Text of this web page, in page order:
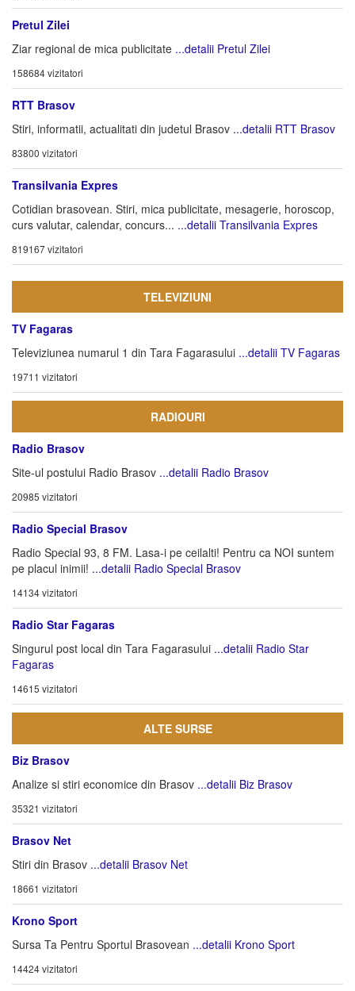
Pretul Zilei
Ziar regional de mica publicitate ...detalii Pretul Zilei
158684 vizitatori
RTT Brasov
Stiri, informatii, actualitati din judetul Brasov ...detalii RTT Brasov
83800 vizitatori
Transilvania Expres
Cotidian brasovean. Stiri, mica publicitate, mesagerie, horoscop,
curs valutar, calendar, concurs... ...detalii Transilvania Expres
819167 vizitatori
TELEVIZIUNI
TV Fagaras
Televiziunea numarul 1 din Tara Fagarasului ...detalii TV Fagaras
19711 vizitatori
RADIOURI
Radio Brasov
Site-ul postului Radio Brasov ...detalii Radio Brasov
20985 vizitatori
Radio Special Brasov
Radio Special 93, 8 FM. Lasa-i pe ceilalti! Pentru ca NOI suntem
pe placul inimii! ...detalii Radio Special Brasov
14134 vizitatori
Radio Star Fagaras
Singurul post local din Tara Fagarasului ...detalii Radio Star
Fagaras
14615 vizitatori
ALTE SURSE
Biz Brasov
Analize si stiri economice din Brasov ...detalii Biz Brasov
35321 vizitatori
Brasov Net
Stiri din Brasov ...detalii Brasov Net
18661 vizitatori
Krono Sport
Sursa Ta Pentru Sportul Brasovean ...detalii Krono Sport
14424 vizitatori